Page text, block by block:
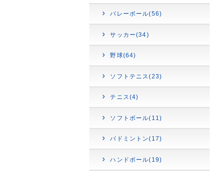
バレーボール(56)
サッカー(34)
野球(64)
ソフトテニス(23)
テニス(4)
ソフトボール(11)
バドミントン(17)
ハンドボール(19)